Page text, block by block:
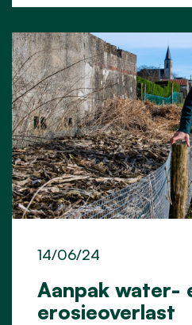
Aanpak water-
erosieoverlast
14/06/24